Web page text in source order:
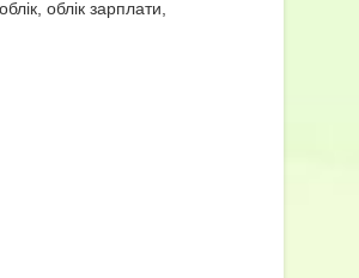
облік зарплати,